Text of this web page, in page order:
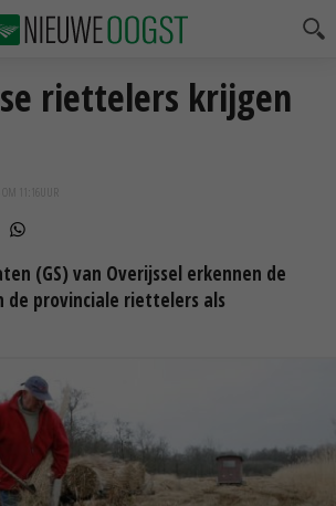
riettelers krijgen
OM 11:16
(GS) van Overijssel erkennen de
de provinciale riettelers als